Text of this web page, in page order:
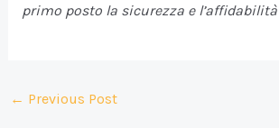
primo posto la sicurezza e
Post
← Previous Post